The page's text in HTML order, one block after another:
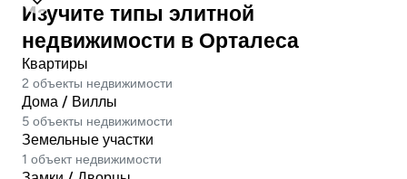
Изучите типы элитной
недвижимости в Орталеса
Квартиры
2 объекты недвижимости
Дома / Виллы
5 объекты недвижимости
Земельные участки
1 объект недвижимости